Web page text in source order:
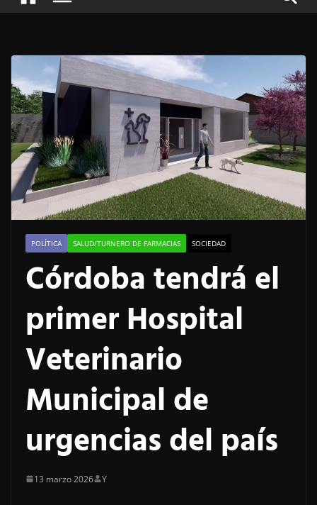
POLÍTICA SALUD/TURNERO DE FARMACIAS SOCIEDAD
Córdoba tendrá el
primer Hospital
Veterinario
Municipal de
urgencias del país
13 marzo 2026 Y